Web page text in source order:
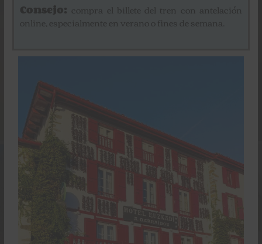
Consejo: compra el billete del tren con antelación
online, especialmente en verano o fines de semana.